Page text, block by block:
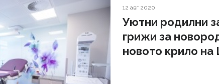
12 авг 2020
Уютни родилни
грижи за
новото крило на